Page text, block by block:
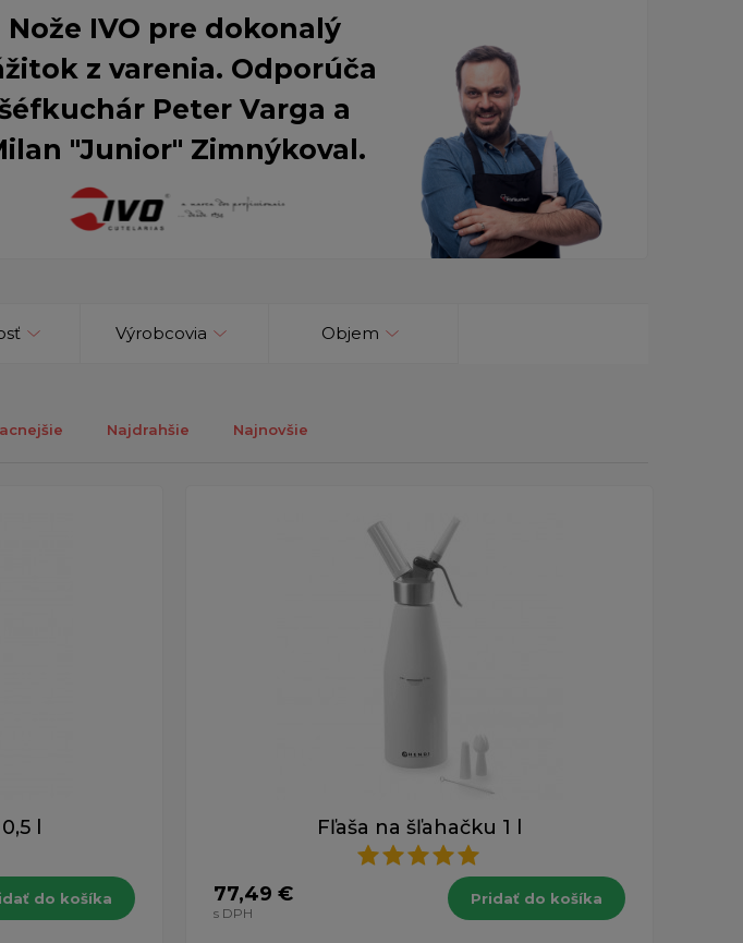
Nože IVO pre dokonalý
z varenia. Odporúča
Peter Varga a
"Junior" Zimnýkoval.
Výrobcovia Objem
Najdrahšie Najnovšie
l
do košíka
Fľaša na šľahačku 1 l
77,49 €
s DPH
Pridať do košíka